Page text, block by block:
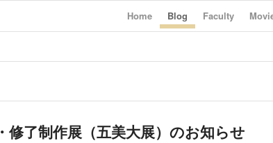
Home Blog Faculty
修了制作展（五美大展）のお知らせ